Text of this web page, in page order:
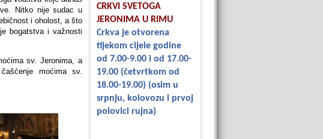
Nitko nije sudac u
i oholost, a što
bogatstva i važnosti
sv. Jeronima, a
moćima sv.
CRKVI SVETOGA
JERONIMA U RIMU
Crkva je otvorena
tijekom cijele godine
od 7.00-9.00 i od 17.00-
19.00 (četvrtkom od
18.00-19.00) (osim u
srpnju, kolovozu i prvoj
polovici rujna)